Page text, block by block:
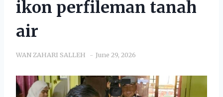
ikon perfileman tanah
air
WAN ZAHARI SALLEH June 29, 2026